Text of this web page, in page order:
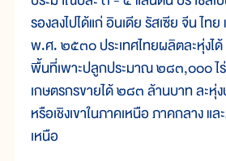
รองลงไปได้แก่ อินเดีย รัสเซีย จีน ไท
พ.ศ. ๒๕๓๐ ประเทศไทยผลิตละหุ่งไ
พื้นที่เพาะปลูกประมาณ ๒๘๓,๐๐๐ ไ
เกษตรกรขายได้ ๒๘๓ ล้านบาท ละหุ่
หรือเชิงเขาในภาคเหนือ ภาคกลาง แ
เหนือ